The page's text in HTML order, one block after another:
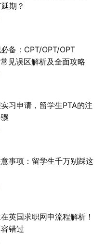
期？
备：CPT/OPT/OPT
见误区解析及全面攻略
习申请，留学生PTA的注
事项：留学生千万别踩这
英国求职网申流程解析！
错过